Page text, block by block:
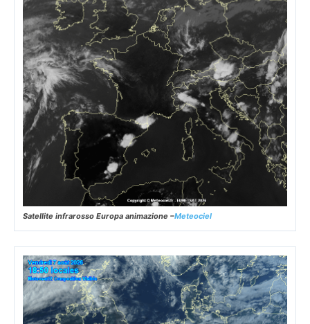
Satellite infrarosso Europa animazione –Meteociel